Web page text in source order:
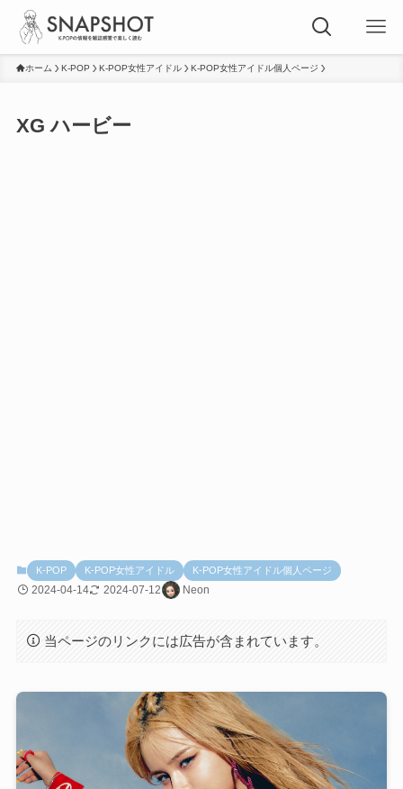
ホーム K-POP K-POP女性アイドル K-POP女性アイドル個人ページ
XG ハービー
K-POP K-POP女性アイドル K-POP女性アイドル個人ページ
2024-04-14 2024-07-12 Neon
当ページのリンクには広告が含まれています。